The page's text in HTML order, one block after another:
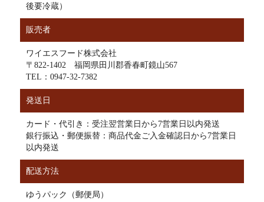
後要冷蔵）
販売者
ワイエスフード株式会社
〒822-1402 福岡県田川郡香春町鏡山567
TEL：0947-32-7382
発送日
カード・代引き：受注翌営業日から7営業日以内発送
銀行振込・郵便振替：商品代金ご入金確認日から7営業日
以内発送
配送方法
ゆうパック（郵便局）